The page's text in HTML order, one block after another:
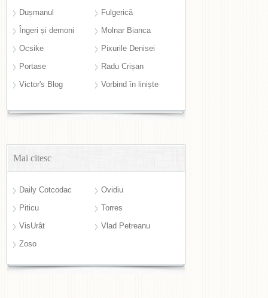
Dușmanul
Fulgerică
Îngeri și demoni
Molnar Bianca
Ocsike
Pixurile Denisei
Portase
Radu Crișan
Victor's Blog
Vorbind în liniște
Mai citesc
Daily Cotcodac
Ovidiu
Piticu
Torres
VisUrât
Vlad Petreanu
Zoso